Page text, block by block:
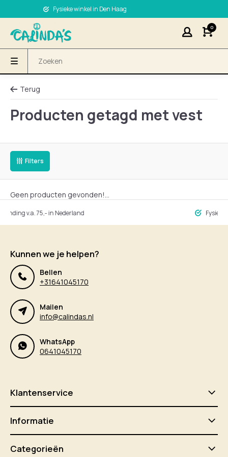
Fysieke winkel in Den Haag
0
Terug
Producten getagd met vest
Filters
Geen producten gevonden!...
v.a. 75,- in Nederland Fysieke
Kunnen we je helpen?
Bellen
+31641045170
Mailen
info@calindas.nl
WhatsApp
0641045170
Klantenservice
Informatie
Categorieën